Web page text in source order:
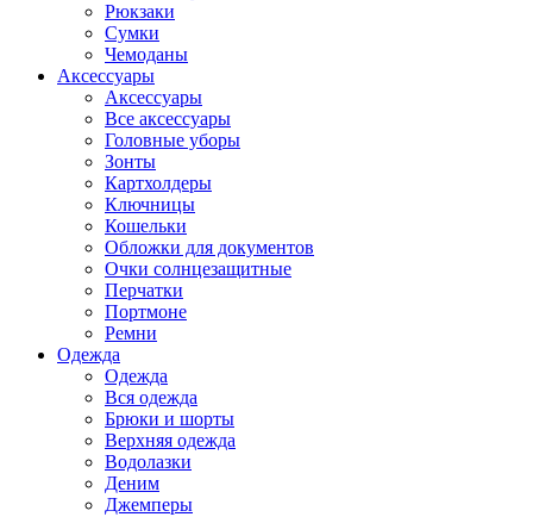
Рюкзаки
Сумки
Чемоданы
Аксессуары
Аксессуары
Все аксессуары
Головные уборы
Зонты
Картхолдеры
Ключницы
Кошельки
Обложки для документов
Очки солнцезащитные
Перчатки
Портмоне
Ремни
Одежда
Одежда
Вся одежда
Брюки и шорты
Верхняя одежда
Водолазки
Деним
Джемперы